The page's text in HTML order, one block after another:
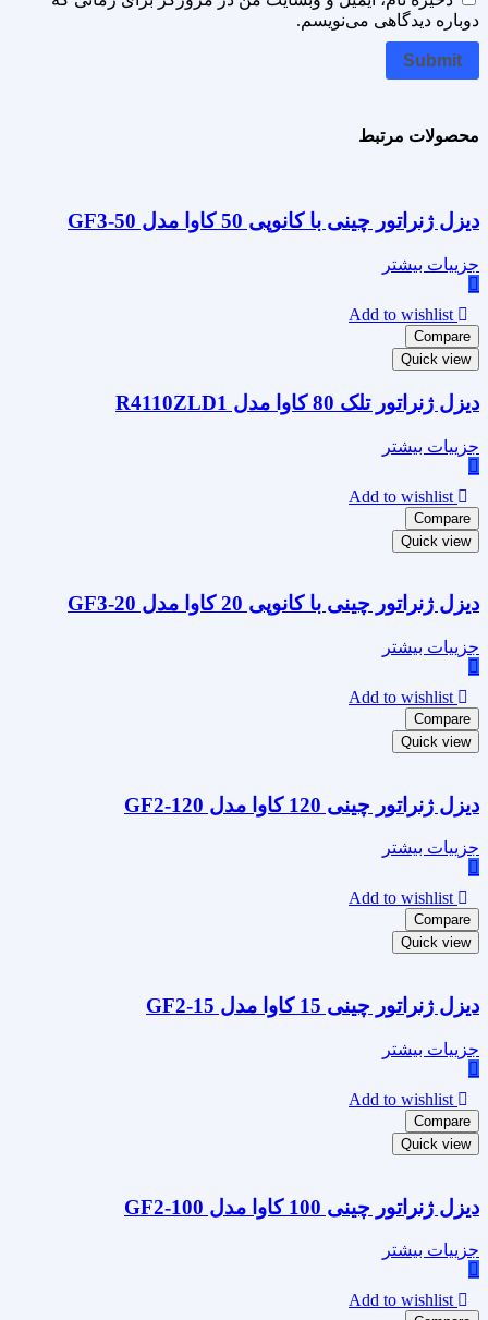
دوباره دیدگاهی می‌نویسم.
محصولات مرتبط
دیزل ژنراتور چینی با کانوپی 50 کاوا مدل GF3-50
جزییات بیشتر
Add to wishlist
Compare
Quick view
دیزل ژنراتور تلک 80 کاوا مدل R4110ZLD1
جزییات بیشتر
Add to wishlist
Compare
Quick view
دیزل ژنراتور چینی با کانوپی 20 کاوا مدل GF3-20
جزییات بیشتر
Add to wishlist
Compare
Quick view
دیزل ژنراتور چینی 120 کاوا مدل GF2-120
جزییات بیشتر
Add to wishlist
Compare
Quick view
دیزل ژنراتور چینی 15 کاوا مدل GF2-15
جزییات بیشتر
Add to wishlist
Compare
Quick view
دیزل ژنراتور چینی 100 کاوا مدل GF2-100
جزییات بیشتر
Add to wishlist